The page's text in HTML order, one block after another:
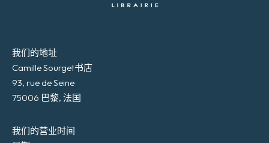
我们的地址
Camille Sourget书店
93, rue de Seine
75006 巴黎, 法国
我们的营业时间